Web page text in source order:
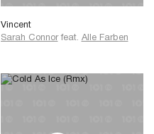
Vincent
Sarah Connor feat. Alle Farben